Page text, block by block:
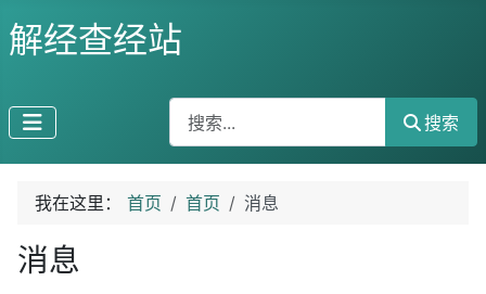
解经查经站
搜索
搜索
我在这里： 首页 首页 消息
消息